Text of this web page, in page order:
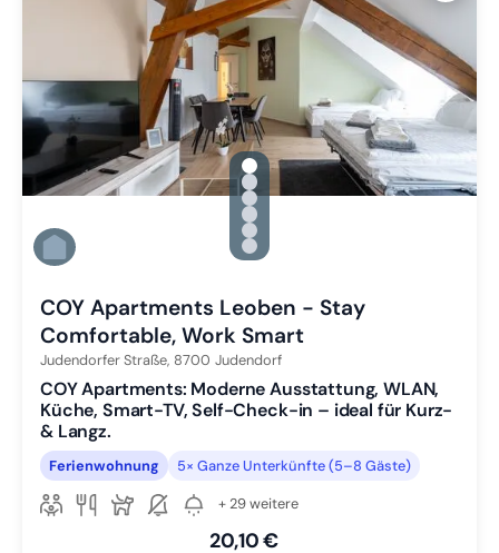
gallery.slide_selector
Zu Slide 1 wechseln
Zu Slide 2 wechseln
Zu Slide 3 wechseln
Zu Slide 4 wechseln
Zu Slide 5 wechseln
Zu Slide 6 wechseln
COY Apartments Leoben - Stay
Comfortable, Work Smart
Judendorfer Straße, 8700 Judendorf
COY Apartments: Moderne Ausstattung, WLAN,
Küche, Smart-TV, Self-Check-in – ideal für Kurz-
& Langz.
Ferienwohnung 5× Ganze Unterkünfte (5–8 Gäste)
+ 29 weitere
20,10 €